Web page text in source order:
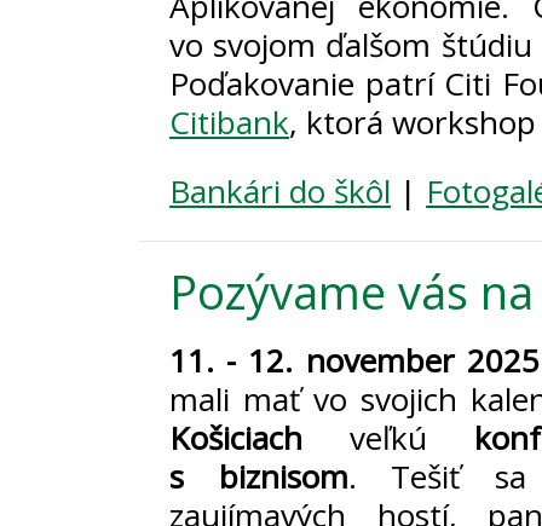
vo svojom ďalšom
Poďakovanie patrí Citi
Citibank, ktorá
Bankári do škôl |
Pozývame vás
11. - 12. november 2025
mali mať vo svojich
Košiciach veľkú
s biznisom. Tešiť sa
zaujímavých hostí,